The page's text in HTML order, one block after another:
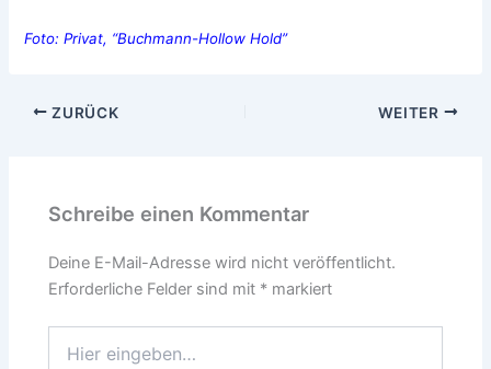
Foto: Privat, “Buchmann-Hollow Hold”
ZURÜCK WEITER
Schreibe einen Kommentar
Deine E-Mail-Adresse wird nicht veröffentlicht.
Erforderliche Felder sind mit * markiert
eingeben…